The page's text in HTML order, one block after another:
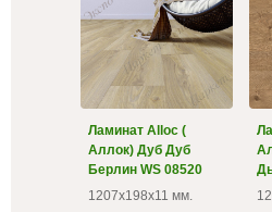
Ламинат Alloc (
Аллок) Дуб Дуб
Берлин WS 08520
1207х198х11 мм.